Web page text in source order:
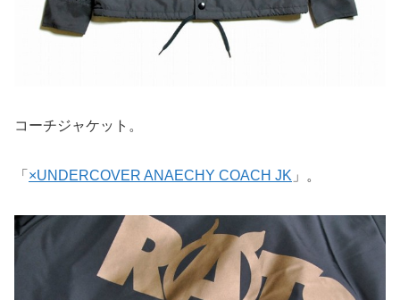
コーチジャケット。
「 ×UNDERCOVER ANAECHY COACH JK 」。